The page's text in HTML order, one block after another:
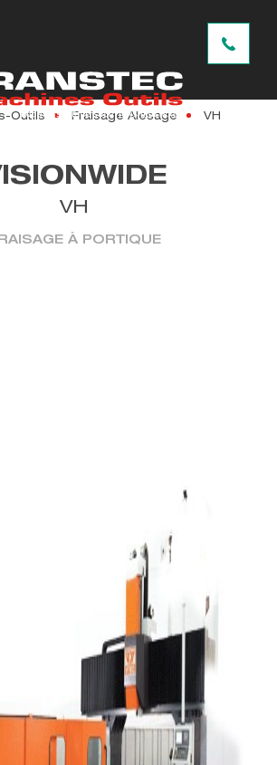
Outils Fraisage Alesage VH
VH
À PORTIQUE